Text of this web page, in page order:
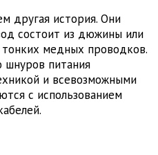
другая история. Они
состоит из дюжины или
медных проводков.
питания
и всевозможными
с использованием